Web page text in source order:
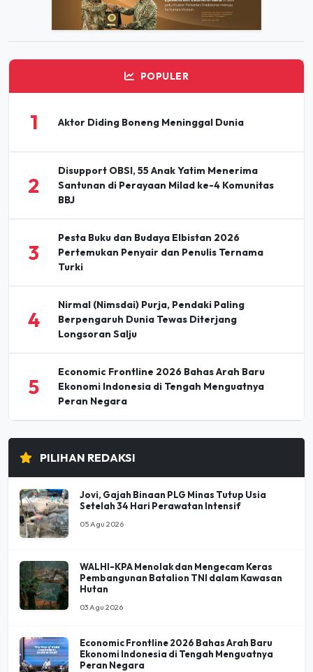
POPULER
1 Aktor Diding Boneng Meninggal Dunia
2
Disupport OBSI, 55 Anak Yatim Menerima
Santunan di Perayaan Milad ke-4 Komunitas
BBJ
3
Pesta Buku dan Budaya Elbistan 2026
Pertemukan Penyair dan Penulis Ternama
Turki
4
Nirmal (Nimsdai) Purja, Pendaki Paling
Berpengaruh Dunia Tewas Diterjang
Longsoran Salju
5
Economic Frontline 2026 Bahas Arah Baru
Ekonomi Indonesia di Tengah Menguatnya
Peran Negara
PILIHAN REDAKSI
Jovi, Gajah Binaan PLG Minas Tutup Usia
Setelah 34 Hari Perawatan Intensif
05 Agu 2026
WALHI-KPA Menolak dan Mengecam Keras
Pembangunan Batalion TNI dalam Kawasan
Hutan
03 Agu 2026
Economic Frontline 2026 Bahas Arah Baru
Ekonomi Indonesia di Tengah Menguatnya
Peran Negara